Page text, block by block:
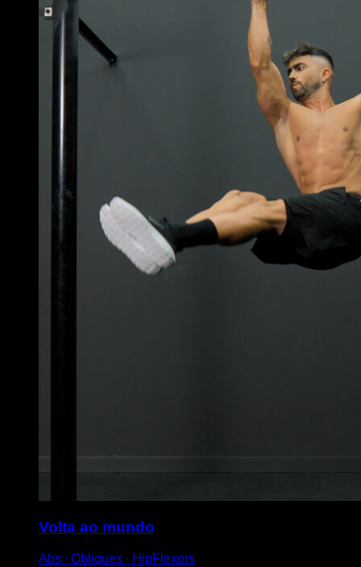
Volta ao mundo
Abs ∙ Obliques ∙ HipFlexors